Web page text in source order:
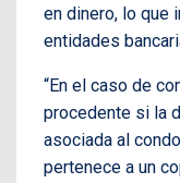
en dinero, lo que
entidades
“En el caso de
procedente si la
asociada al
pertenece a un